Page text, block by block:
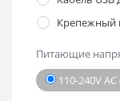
Крепежный
Питающие
110-240V